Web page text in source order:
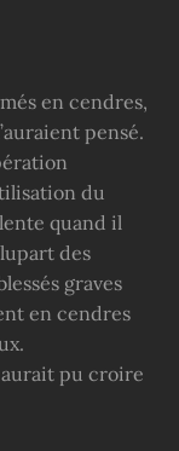
en cendres,
pensé.
du
quand il
des
graves
en cendres
aurait pu croire